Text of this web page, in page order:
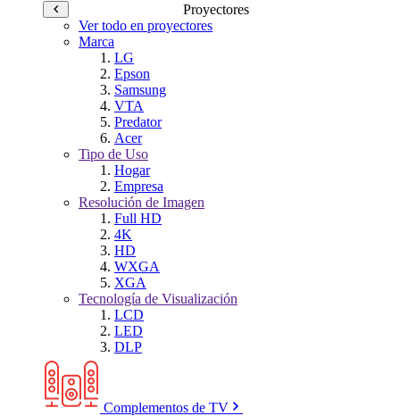
Proyectores
Ver todo en proyectores
Marca
LG
Epson
Samsung
VTA
Predator
Acer
Tipo de Uso
Hogar
Empresa
Resolución de Imagen
Full HD
4K
HD
WXGA
XGA
Tecnología de Visualización
LCD
LED
DLP
Complementos de TV